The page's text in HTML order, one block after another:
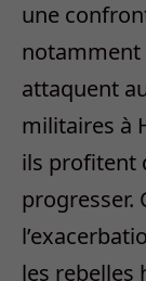
une
notamment
attaquent
militaires à
ils profitent
progresser.
les rebelles